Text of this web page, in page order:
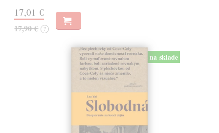
17,01 €
17,90 € ?
na sklade